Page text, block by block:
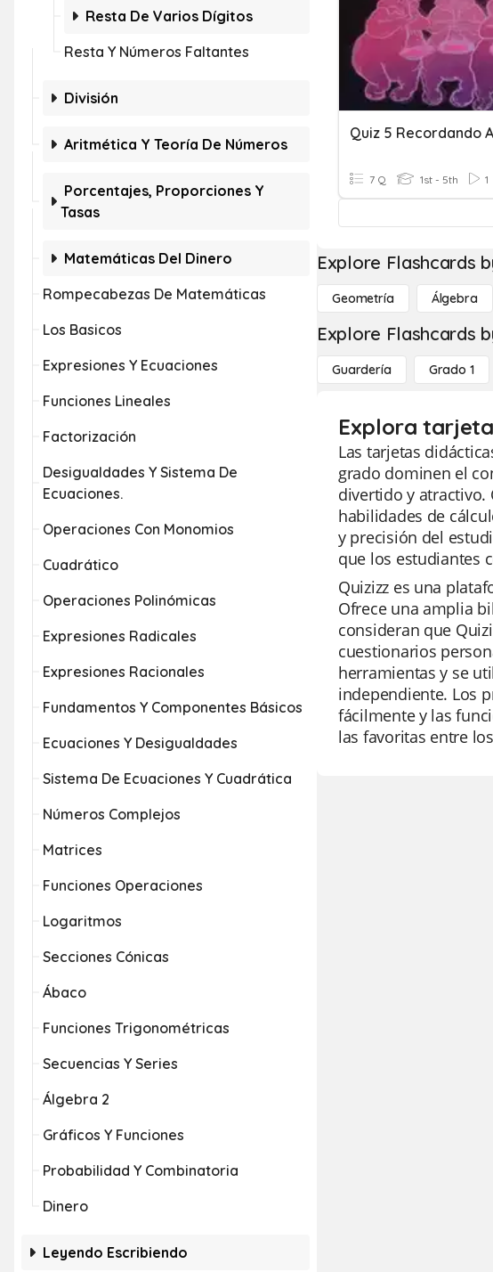
Resta De Varios Dígitos
Resta Y Números Faltantes
División
Aritmética Y Teoría De Números
Porcentajes, Proporciones Y
Tasas
Matemáticas Del Dinero
Rompecabezas De Matemáticas
Los Basicos
Expresiones Y Ecuaciones
Funciones Lineales
Factorización
Desigualdades Y Sistema De
Ecuaciones.
Operaciones Con Monomios
Cuadrático
Operaciones Polinómicas
Expresiones Radicales
Expresiones Racionales
Fundamentos Y Componentes Básicos
Ecuaciones Y Desigualdades
Sistema De Ecuaciones Y Cuadrática
Números Complejos
Matrices
Funciones Operaciones
Logaritmos
Secciones Cónicas
Ábaco
Funciones Trigonométricas
Secuencias Y Series
Álgebra 2
Gráficos Y Funciones
Probabilidad Y Combinatoria
Dinero
Leyendo Escribiendo
7 Q 1st - 5th 1
Explore Flashcards
Geometría Álgebra
Explore Flashcards
Guardería Grado 1
Explora
Las tarjetas
grado dominen el
divertido y atractivo.
habilidades de
y precisión del
que los estudiantes
Quizizz es una
Ofrece una amplia
consideran que
cuestionarios
herramientas y se
independiente. Los
fácilmente y las
las favoritas entre